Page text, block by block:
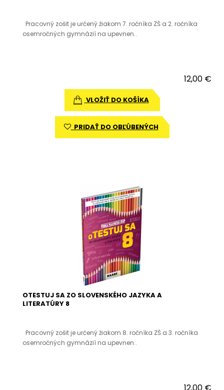
Pracovný zošit je určený žiakom 7. ročníka ZŠ a 2. ročníka
osemročných gymnázií na upevnen..
12,00 €
VLOŽIŤ DO KOŠÍKA
PRIDAŤ DO OBĽÚBENÝCH
OTESTUJ SA ZO SLOVENSKÉHO JAZYKA A
LITERATÚRY 8
Pracovný zošit je určený žiakom 8. ročníka ZŠ a 3. ročníka
osemročných gymnázií na upevnen..